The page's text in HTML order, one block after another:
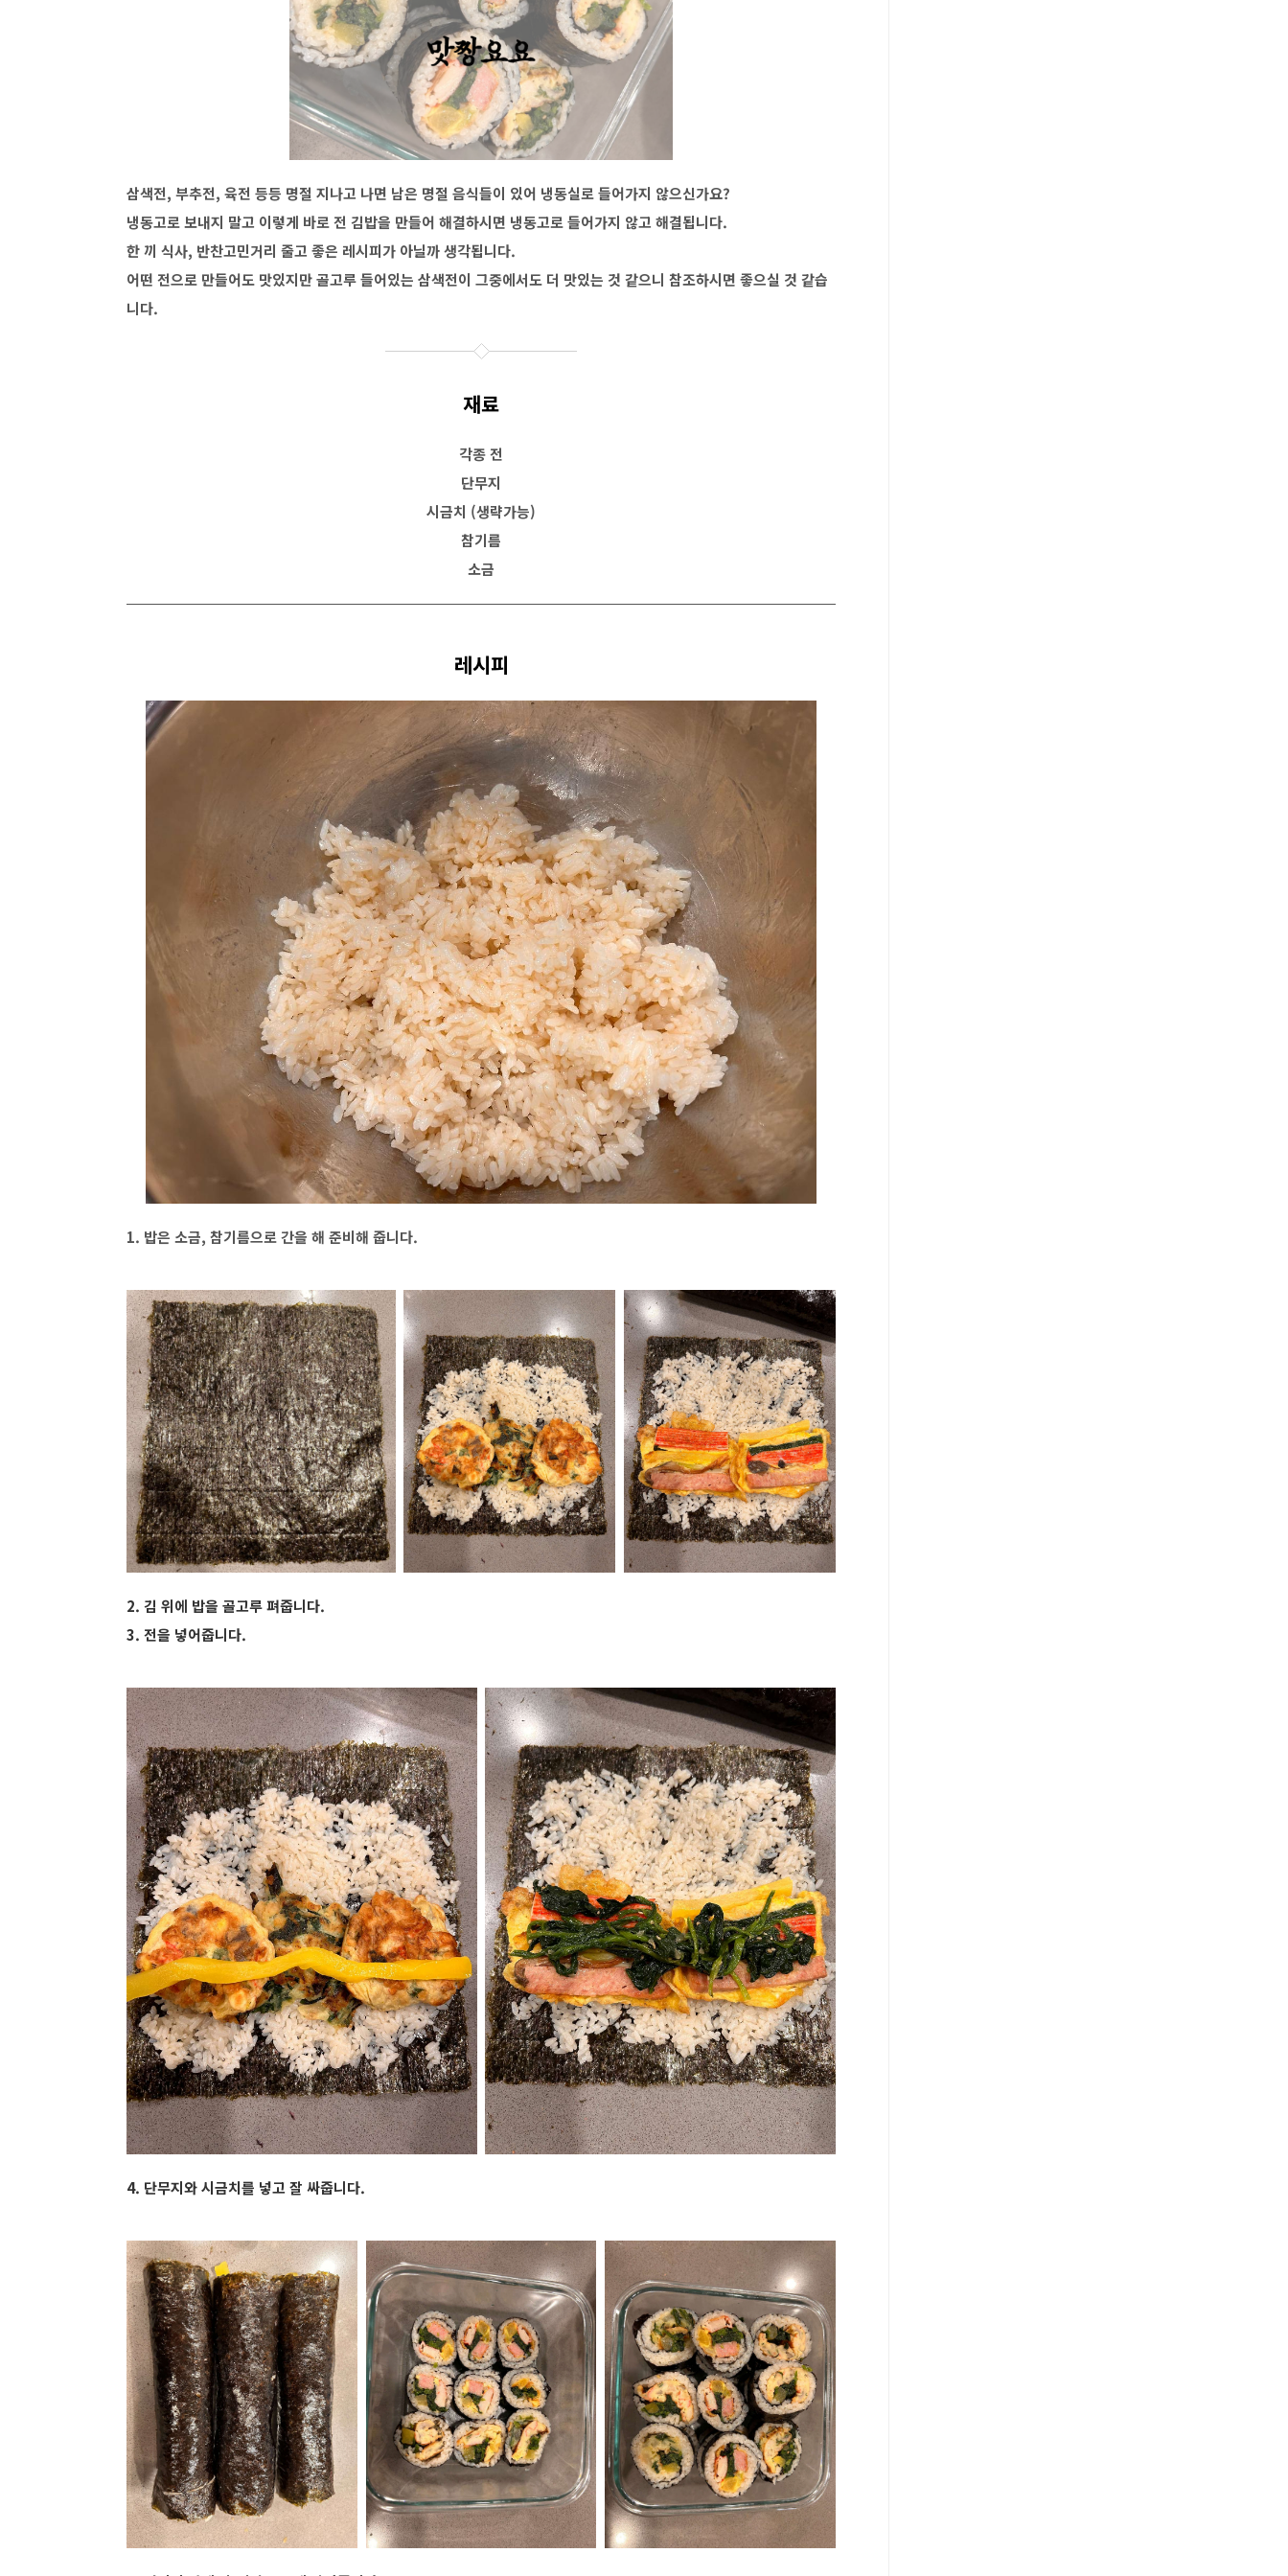
삼색전, 부추전, 육전 등등 명절 지나고 나면 남은 명절 음식들이 있어 냉동실로 들어가지 않으신가요?
냉동고로 보내지 말고 이렇게 바로 전 김밥을 만들어 해결하시면 냉동고로 들어가지 않고 해결됩니다.
한 끼 식사, 반찬고민거리 줄고 좋은 레시피가 아닐까 생각됩니다.
어떤 전으로 만들어도 맛있지만 골고루 들어있는 삼색전이 그중에서도 더 맛있는 것 같으니 참조하시면 좋으실 것 같습
니다.
재료
각종 전
단무지
시금치 (생략가능)
참기름
소금
레시피
1. 밥은 소금, 참기름으로 간을 해 준비해 줍니다.
2. 김 위에 밥을 골고루 펴줍니다.
3. 전을 넣어줍니다.
4. 단무지와 시금치를 넣고 잘 싸줍니다.